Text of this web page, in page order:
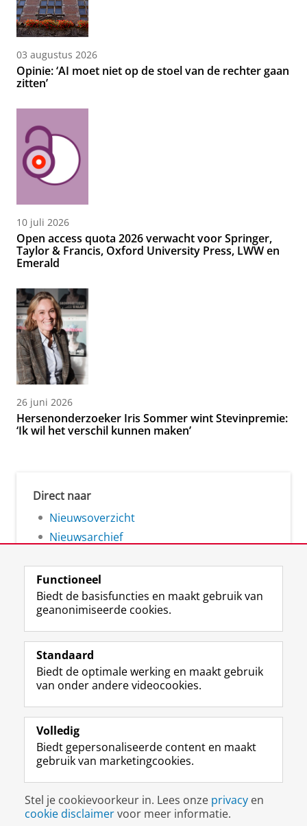
03 augustus 2026
Opinie: ‘AI moet niet op de stoel van de rechter gaan
zitten’
10 juli 2026
Open access quota 2026 verwacht voor Springer,
Taylor & Francis, Oxford University Press, LWW en
Emerald
26 juni 2026
Hersenonderzoeker Iris Sommer wint Stevinpremie:
‘Ik wil het verschil kunnen maken’
Direct naar
Nieuwsoverzicht
Nieuwsarchief
Volg de RUG
F
a
e
b
o
p
a
i
n
a
L
i
k
e
I
-
p
g
i
n
R
S
-
f
e
R
k
s
u
I
n
t
r
m
c
c
o
Y
o
T
e
k
a
a
Studiekiezers
Alumni
Over ons
Disclaimer & Copyright
Inloggen
Functioneel
Biedt de basisfuncties en maakt gebruik van
geanonimiseerde cookies.
Standaard
Biedt de optimale werking en maakt gebruik
van onder andere videocookies.
Volledig
Biedt gepersonaliseerde content en maakt
gebruik van marketingcookies.
Stel je cookievoorkeur in. Lees onze privacy en
cookie disclaimervoor meer informatie.